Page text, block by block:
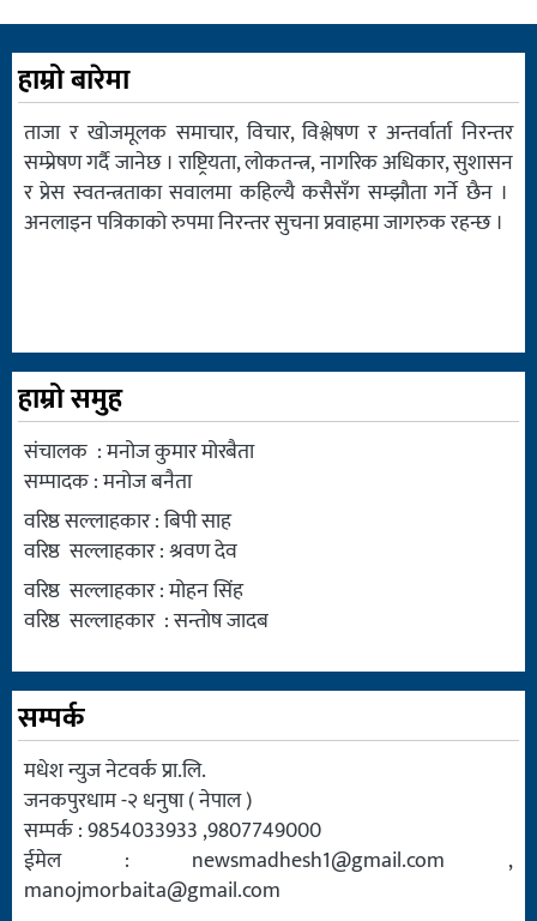
हाम्रो बारेमा
ताजा र खोजमूलक समाचार, विचार, विश्लेषण र अन्तर्वार्ता निरन्तर
सम्प्रेषण गर्दै जानेछ । राष्ट्रियता, लोकतन्त्र, नागरिक अधिकार, सुशासन
र प्रेस स्वतन्त्रताका सवालमा कहिल्यै कसैसँग सम्झौता गर्ने छैन ।
अनलाइन पत्रिकाको रुपमा निरन्तर सुचना प्रवाहमा जागरुक रहन्छ ।
हाम्रो समुह
संचालक : मनोज कुमार मोरबैता
सम्पादक : मनोज बनैता
वरिष्ठ सल्लाहकार : बिपी साह
वरिष्ठ सल्लाहकार : श्रवण देव
वरिष्ठ सल्लाहकार : मोहन सिंह
वरिष्ठ सल्लाहकार : सन्तोष जादब
सम्पर्क
मधेश न्युज नेटवर्क प्रा.लि.
जनकपुरधाम -२ धनुषा ( नेपाल )
सम्पर्क : 9854033933 ,9807749000
ईमेल : newsmadhesh1@gmail.com ,
manojmorbaita@gmail.com